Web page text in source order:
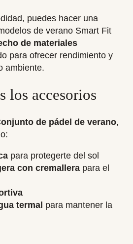
puedes hacer una
de verano Smart Fit
de materiales
para ofrecer rendimiento y
ambiente.
los accesorios
de pádel de verano,
para protegerte del sol
con cremallera para el
termal para mantener la